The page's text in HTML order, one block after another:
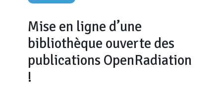
Mise en ligne d’une
bibliothèque ouverte des
publications OpenRadiation
!